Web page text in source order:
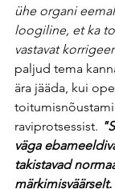
ühe organi
loogiline, et ka
vastavat
paljud tema
ära jääda, kui
raviprotsessist.
väga
takistavad